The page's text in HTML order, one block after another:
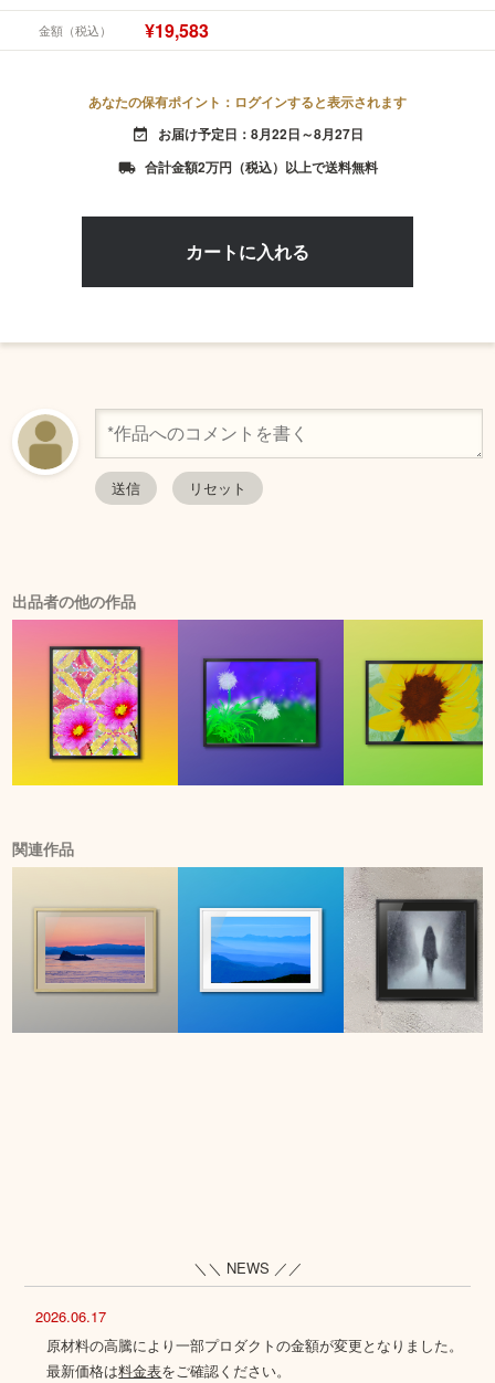
金額（税込） ¥19,583
あなたの保有ポイント：ログインすると表示されます
event_available お届け予定日：8月22日～8月27日
local_shipping 合計金額2万円（税込）以上で送料無料
出品者の他の作品
関連作品
＼＼ NEWS ／／
2026.06.17
原材料の高騰により一部プロダクトの金額が変更となりました。
最新価格は料金表をご確認ください。